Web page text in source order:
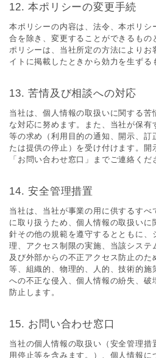
本ポリシーの変更⼿続
本ポリシーの内容は、法令、本ポリシ
合を除き、変更することができるもの
ポリシーは、当社所定の⽅法によりお
イトに掲載したときから効⼒を⽣ずる
苦情及び相談への対応
当社は、個⼈情報の取扱いに関する苦
な対応に努めます。また、当社が保有
等の求め（利⽤⽬的の通知、開⽰、訂
たは提供の停⽌）を受け付けます。開
「お問い合わせ窓⼝」までご連絡くだ
安全管理措置
当社は、当社が事業の⽤に供するすべ
に取り扱うため、個⼈情報の取扱いに
針その他の規範を遵守するとともに、
理、アクセス制限の実施、当該システ
及び外部からの不正アクセス防⽌のた
等、組織的、物理的、⼈的、技術的施
への不正な侵⼊、個⼈情報の紛失、破
防⽌します。
お問い合わせ窓⼝
当社の個⼈情報の取扱い（安全管理措
⽤停⽌等を含みます。）、個⼈情報に